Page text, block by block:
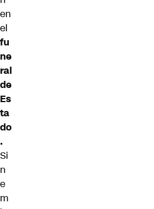
en
el
fu
ne
ral
de
Es
ta
do
.
Si
n
e
m